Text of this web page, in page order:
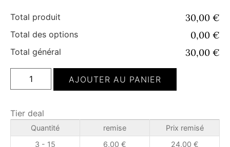
Total produit 30,00 €
Total des options 0,00 €
Total général 30,00 €
AJOUTER AU PANIER
Tier deal
Quantité remise
Prix remisé
3 - 15
6,00 € 24,00 €